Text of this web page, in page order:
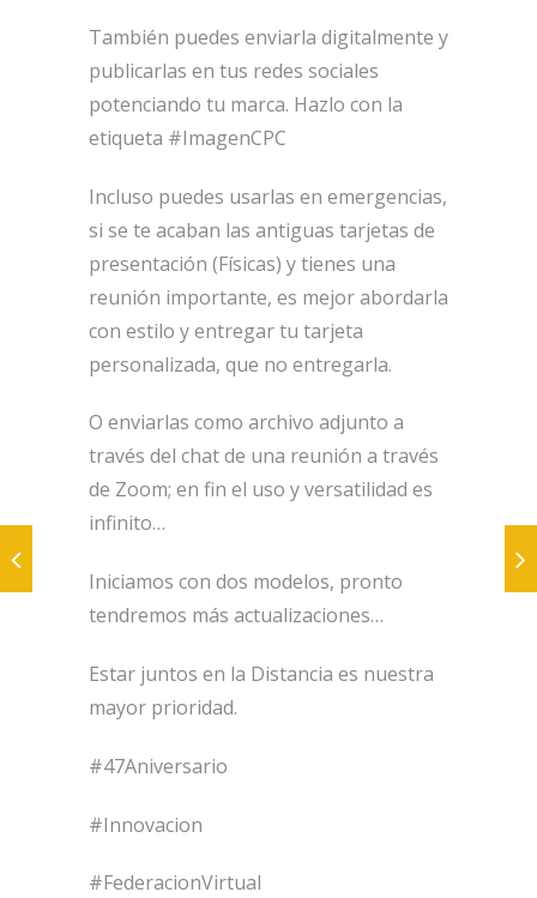
También puedes enviarla digitalmente y
publicarlas en tus redes sociales
potenciando tu marca. Hazlo con la
etiqueta #ImagenCPC
Incluso puedes usarlas en emergencias,
si se te acaban las antiguas tarjetas de
presentación (Físicas) y tienes una
reunión importante, es mejor abordarla
con estilo y entregar tu tarjeta
personalizada, que no entregarla.
O enviarlas como archivo adjunto a
través del chat de una reunión a través
de Zoom; en fin el uso y versatilidad es
infinito…
Iniciamos con dos modelos, pronto
tendremos más actualizaciones…
Estar juntos en la Distancia es nuestra
mayor prioridad.
#47Aniversario
#Innovacion
#FederacionVirtual